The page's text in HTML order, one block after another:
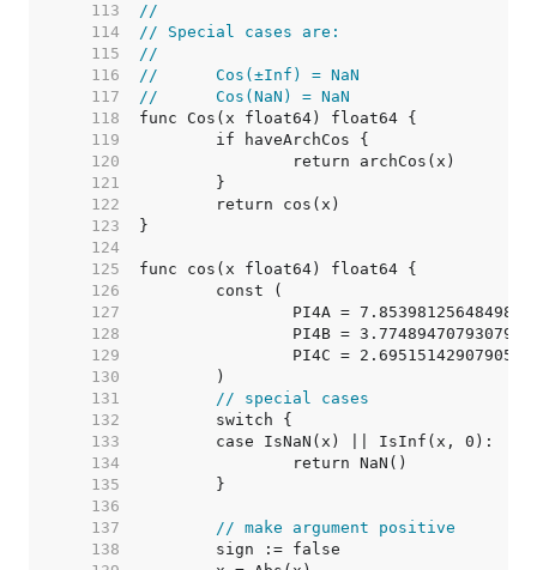
   113
//
   114
// Special cases are:
   115
//
   116
//	Cos(±Inf) = NaN
   117
//	Cos(NaN) = NaN
   118
   119
   120
   121
   122
   123
   124
   125
   126
   127
PI4A =
   128
PI4B =
   129
PI4C =
   130
   131
// special cases
   132
   133
   134
   135
   136
   137
// make argument positive
   138